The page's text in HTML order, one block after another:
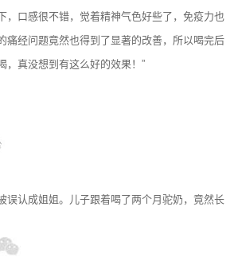
，口感很不错，觉着精神气色好些了，免疫力也
痛经问题竟然也得到了显著的改善，所以喝完后
，真没想到有这么好的效果！”
误认成姐姐。儿子跟着喝了两个月驼奶，竟然长